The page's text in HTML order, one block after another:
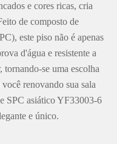
e cores ricas, cria
de composto de
este piso não é apenas
d'água e resistente a
tornando-se uma escolha
renovando sua sala
SPC asiático YF33003-6
e único.